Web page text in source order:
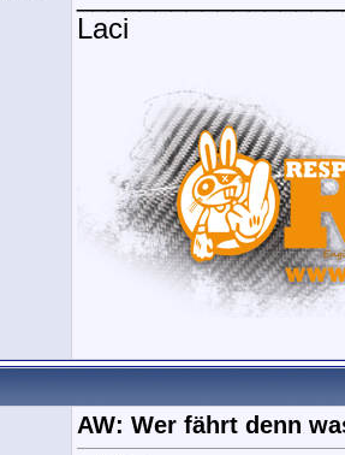
Laci
AW: Wer fährt denn